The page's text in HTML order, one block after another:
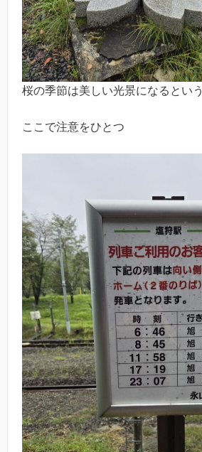
桜の季節は美しい光景になるという
ここで注意をひとつ